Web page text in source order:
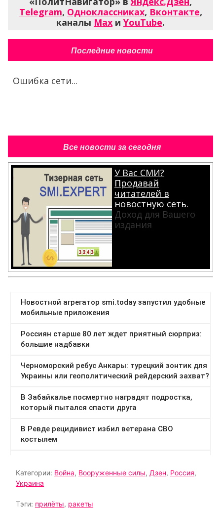
Telegram, Одноклассниках, Вконтакте,
каналы Max и YouTube.
Последние новости
Ошибка сети...
Все новости за сегодня
У Вас СМИ?
Продавай
читателей в
новостную сеть.
Доход для Вашего
издания
Категории: Война, Вооруженные силы, Дзен, Россия,
Украина
Тэги: прилёты, ракеты